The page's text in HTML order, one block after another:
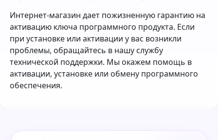
Интернет-магазин дает пожизненную гарантию на
активацию ключа программного продукта. Если
при установке или активации у вас возникли
проблемы, обращайтесь в нашу службу
технической поддержки. Мы окажем помощь в
активации, установке или обмену программного
обеспечения.